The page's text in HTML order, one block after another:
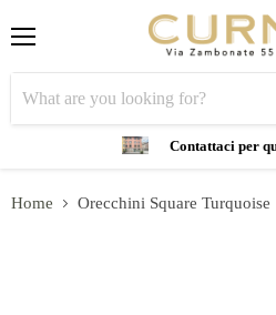
Contattaci per
Home Orecchini Square Turquoise